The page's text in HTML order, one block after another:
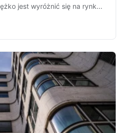
jest wyróżnić się na rynk...